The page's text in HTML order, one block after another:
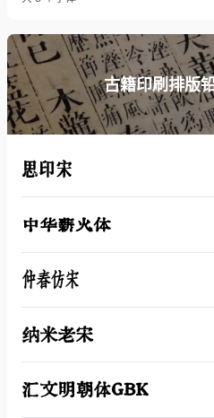
古籍印刷排版
思印宋
中华薪火体
仲春仿宋
纳米老宋
汇文明朝体GBK